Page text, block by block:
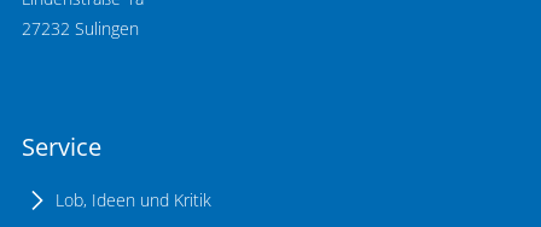
27232 Sulingen
Service
Lob, Ideen und Kritik